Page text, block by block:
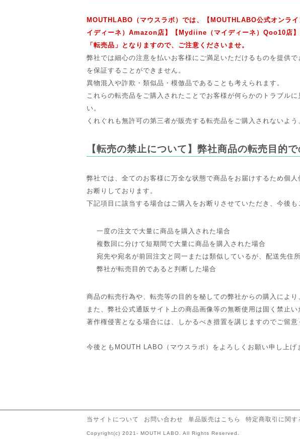
MOUTHLABO（マウスラボ）では、【MOUTHLABO公式オンラ
イディーネ）Amazon店】【Mydiine（マイディーネ）Qoo10店
「転売品」となりますので、ご注意くださいませ。
弊社では細心の注意を払いお客様にご満足いただけるものを提供
を保証することができません。
異物混入や詐欺・類似品・模倣品であることも考えられます。
これらの転売品をご購入されたことでお客様が何らかのトラブル
い。
くれぐれも無許可の第三者が販売する転売品をご購入されないよう
【転売の禁止について】弊社商品の転売目的
弊社では、全てのお客様に万全な状態で商品をお届けするため個
お断りしております。
下記項目に該当する場合はご購入をお断りさせていただき、今後も
一度の注文で大量に商品を購入された場合
複数回に分けて短期間で大量に商品を購入された場合
宛先や宛名が前回注文と同一または類似しているが、配送先住
弊社が転売目的であると判断した場合
商品の転売行為や、転売等の目的を秘しての弊社からの購入によ
また、弊社公式通販サイト上の商品画像等の無断使用は固く禁止い
著作権侵害となる場合には、しかるべき措置を講じますのでご留意
今後ともMOUTH LABO（マウスラボ）をよろしくお願い申し上げ
当サイトについて お問い合わせ 単品販売はこちら 特定商取引に関す
Copyright(c) 2021- MOUTH LABO. All Rights Reserved.